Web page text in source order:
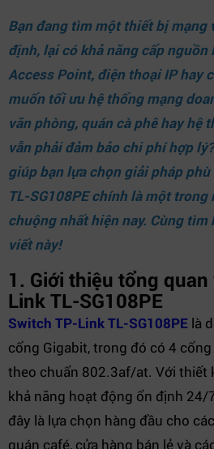
Bạn đang tìm một thiết bị mạng
định, lại có khả năng cấp nguồn
Access Point, điện thoại IP hay
muốn tối ưu hệ thống mạng
văn phòng, quán cà phê hay hệ
vẫn phải đảm bảo chi phí hợp
giúp bạn lựa chọn giải pháp
TL-SG108PE chính là một
chuộng nhất hiện nay. Cùng
viết này!
1. Giới thiệu tổng
Link TL-SG108PE
Switch TP-Link TL-SG108PE là
cổng Gigabit, trong đó có 4
theo chuẩn 802.3af/at. Với thiết
khả năng hoạt động ổn định 24/
đây là lựa chọn hàng đầu cho
quán café, cửa hàng bán lẻ và